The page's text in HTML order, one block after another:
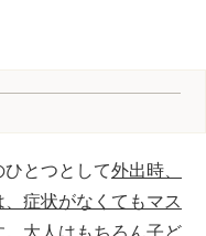
ひとつとして外出時、
症状がなくてもマス